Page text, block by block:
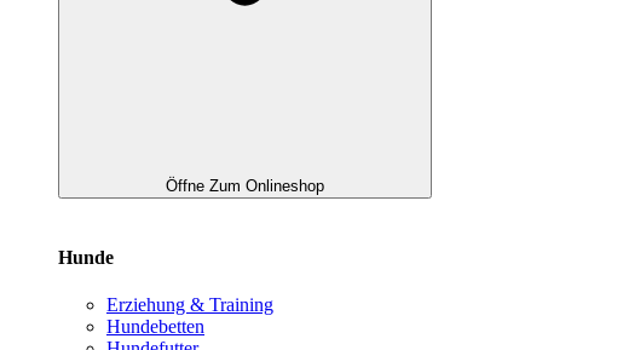
Öffne Zum Onlineshop
Hunde
Erziehung & Training
Hundebetten